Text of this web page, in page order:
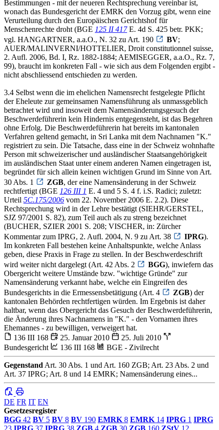
Bestimmungen - mit der neueren Rechtsprechung vereinbar ist,
wonach das Bundesgericht der EMRK den Vorzug gibt, wenn eine
Verurteilung durch den Europäischen Gerichtshof für
Menschenrechte droht (BGE 125 II 417E. 4d S. 425 betr. PKK;
vgl. HANGARTNER, a.a.O., N. 32 zu Art. 190
BV;
AUER/MALINVERNI/HOTTELIER, Droit constitutionnel suisse,
2. Aufl. 2006, Bd. I, Rz. 1882-1884; AEMISEGGER, a.a.O., Rz. 7,
99), braucht im konkreten Fall - wie sich aus dem Folgenden ergibt -
nicht abschliessend entschieden zu werden.
3.4 Selbst wenn die im ehelichen Namensrecht festgelegte Pflicht
der Eheleute zur gemeinsamen Namensführung als unmassgeblich
betrachtet wird und insoweit dem Namensänderungsgesuch der
Beschwerdeführerin kein Hindernis entgegensteht, ist das Begehren
ohne Erfolg. Die Beschwerdeführerin hat bereits im kantonalen
Verfahren geltend gemacht, in Sri Lanka mit dem Nachnamen "K."
registriert zu sein. Die Tatsache, dass eine in der Schweiz wohnhafte
Person mit schweizerischer und ausländischer Staatsangehörigkeit
im ausländischen Staat unter einem anderen Namen eingetragen ist,
begründet für sich allein keinen wichtigen Grund im Sinne von Art.
30 Abs. 1
ZGB, der eine Namensänderung in der Schweiz
rechtfertigt (BGE 126 III 1 E. 4 und 5 S. 4 f. i.S. Radici; zuletzt:
Urteil 5C.175/2006 vom 22. November 2006 E. 2.2). Diese
Rechtsprechung wird in der Lehre bestätigt (SIEHR/GERSTEL,
SJZ 97/2001 S. 82), zum Teil auch als zu streng bezeichnet
(BUCHER, SZIER 2001 S. 208; VISCHER, in: Zürcher
Kommentar zum IPRG, 2. Aufl. 2004, N. 9 zu Art. 38
IPRG).
Im konkreten Fall bestehen keine Anhaltspunkte, welche Anlass
geben, diese Praxis in Frage zu stellen. In der Beschwerdeschrift
wird weiter nicht dargelegt (Art. 42 Abs. 2
BGG), inwiefern das
Obergericht weitere Umstände bzw. "wichtige Gründe" zur
Namensänderung verkannt habe, welche ein Eingreifen des
Bundesgerichts in die Ermessensbetätigung (Art. 4
ZGB) der
kantonalen Behörden rechtfertigen würden. Im Ergebnis ist daher
haltbar, wenn das Obergericht das Gesuch der Beschwerdeführerin,
die Änderung ihres Nachnamens in "K." - den Vornamen ihres
Ehemannes - zu bewilligen, verweigert hat.
136 III 168
25. Januar 2010
25. Juli 2010
Bundesgericht
136 III 168 BGE - Zivilrecht
Gegenstand Art. 30 Abs. 1 und Art. 160 ZGB; Art. 23 Abs. 2 und
Art. 37 IPRG; Art. 8 und 14 EMRK; Namensänderung eines...
DE FR IT EN
Gesetzesregister
BGG 42 BV 5 BV 8 BV 190 EMRK 8 EMRK 14 IPRG 1 IPRG
23 IPRG 37 IPRG 38 ZGB 4 ZGB 30 ZGB 160 ZStV 12